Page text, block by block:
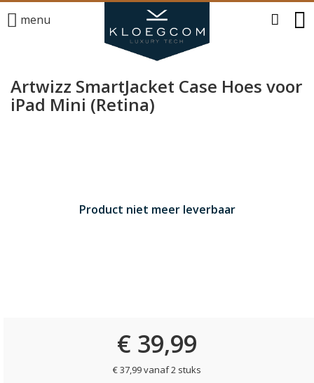
menu
Artwizz SmartJacket Case Hoes voor
iPad Mini (Retina)
Product niet meer leverbaar
€ 39,99
€ 37,99 vanaf 2 stuks